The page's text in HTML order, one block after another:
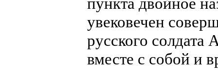
увековечен
русского
вместе с собой и